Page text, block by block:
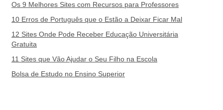
Os 9 Melhores Sites com Recursos para Professores
10 Erros de Português que o Estão a Deixar Ficar Mal
12 Sites Onde Pode Receber Educação Universitária
Gratuita
11 Sites que Vão Ajudar o Seu Filho na Escola
Bolsa de Estudo no Ensino Superior